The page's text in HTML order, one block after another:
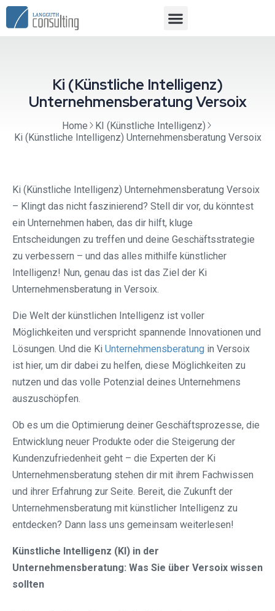
Ki (Künstliche Intelligenz)
Unternehmensberatung Versoix
Home
KI (Künstliche Intelligenz)
Ki (Künstliche Intelligenz) Unternehmensberatung Versoix
Ki (Künstliche Intelligenz) Unternehmensberatung Versoix
– Klingt das nicht faszinierend? Stell dir vor, du könntest
ein Unternehmen haben, das dir hilft, kluge
Entscheidungen zu treffen und deine Geschäftsstrategie
zu verbessern – und das alles mithilfe künstlicher
Intelligenz! Nun, genau das ist das Ziel der Ki
Unternehmensberatung in Versoix.
Die Welt der künstlichen Intelligenz ist voller
Möglichkeiten und verspricht spannende Innovationen und
Lösungen. Und die Ki Unternehmensberatung in Versoix
ist hier, um dir dabei zu helfen, diese Möglichkeiten zu
nutzen und das volle Potenzial deines Unternehmens
auszuschöpfen.
Ob es um die Optimierung deiner Geschäftsprozesse, die
Entwicklung neuer Produkte oder die Steigerung der
Kundenzufriedenheit geht – die Experten der Ki
Unternehmensberatung stehen dir mit ihrem Fachwissen
und ihrer Erfahrung zur Seite. Bereit, die Zukunft der
Unternehmensberatung mit künstlicher Intelligenz zu
entdecken? Dann lass uns gemeinsam weiterlesen!
Künstliche Intelligenz (KI) in der
Unternehmensberatung: Was Sie über Versoix wissen
sollten